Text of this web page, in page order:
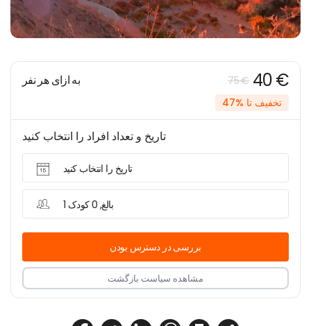
به ازای هر نفر 75 € 40 €
تخفیف تا %47
تاریخ و تعداد افراد را انتخاب کنید
تاریخ را انتخاب کنید
1 بالغ, 0 کودک
بررسی در دسترس بودن
مشاهده سیاست بازگشت